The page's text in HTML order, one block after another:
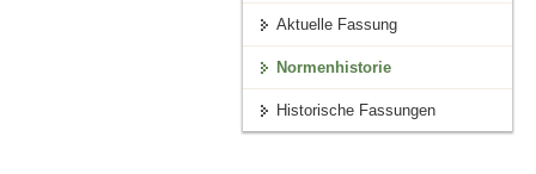
Aktuelle Fassung
Normenhistorie
Historische Fassungen